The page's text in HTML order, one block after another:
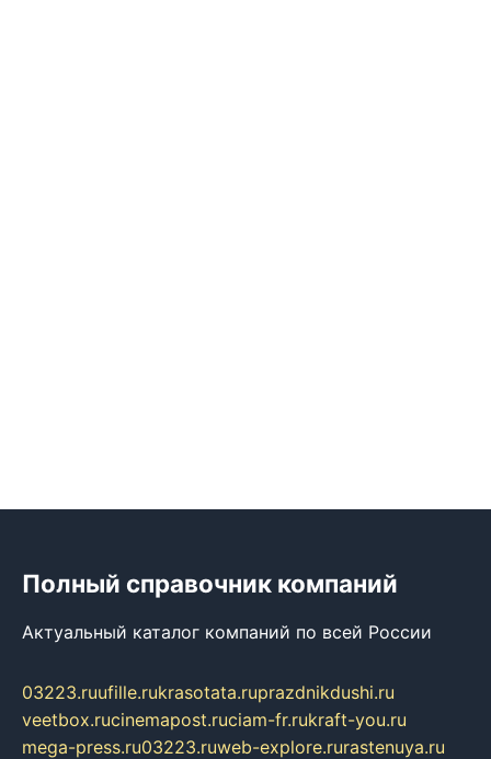
Полный справочник компаний
Актуальный каталог компаний по всей России
03223.ruufille.rukrasotata.ruprazdnikdushi.ru
veetbox.rucinemapost.ruciam-fr.rukraft-you.ru
mega-press.ru03223.ruweb-explore.rurastenuya.ru